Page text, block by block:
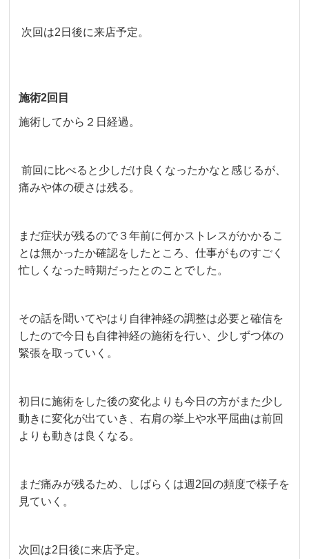
次回は2日後に来店予定。
施術2回目
施術してから２日経過。
前回に比べると少しだけ良くなったかなと感じるが、
痛みや体の硬さは残る。
まだ症状が残るので３年前に何かストレスがかかるこ
とは無かったか確認をしたところ、仕事がものすごく
忙しくなった時期だったとのことでした。
その話を聞いてやはり自律神経の調整は必要と確信を
したので今日も自律神経の施術を行い、少しずつ体の
緊張を取っていく。
初日に施術をした後の変化よりも今日の方がまた少し
動きに変化が出ていき、右肩の挙上や水平屈曲は前回
よりも動きは良くなる。
まだ痛みが残るため、しばらくは週2回の頻度で様子を
見ていく。
次回は2日後に来店予定。